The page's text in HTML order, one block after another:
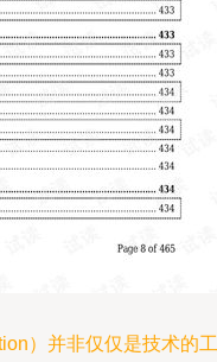
）并非仅仅是技术的工